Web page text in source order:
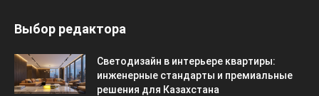
Выбор редактора
Светодизайн в интерьере квартиры:
инженерные стандарты и премиальные
решения для Казахстана